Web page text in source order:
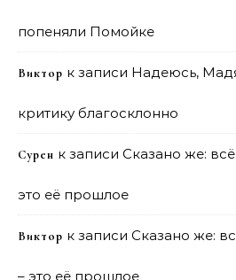
попеняли Помойке
Виктор к записи Надеюсь,
критику благосклонно
Сурен к записи Сказано же:
это её прошлое
Виктор к записи Сказано же:
– это её прошлое